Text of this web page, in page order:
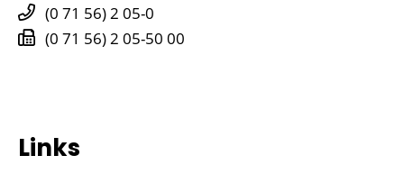
(0 71 56) 2 05-0
(0 71 56) 2 05-50 00
Links